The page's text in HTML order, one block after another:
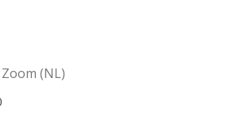
(NL)